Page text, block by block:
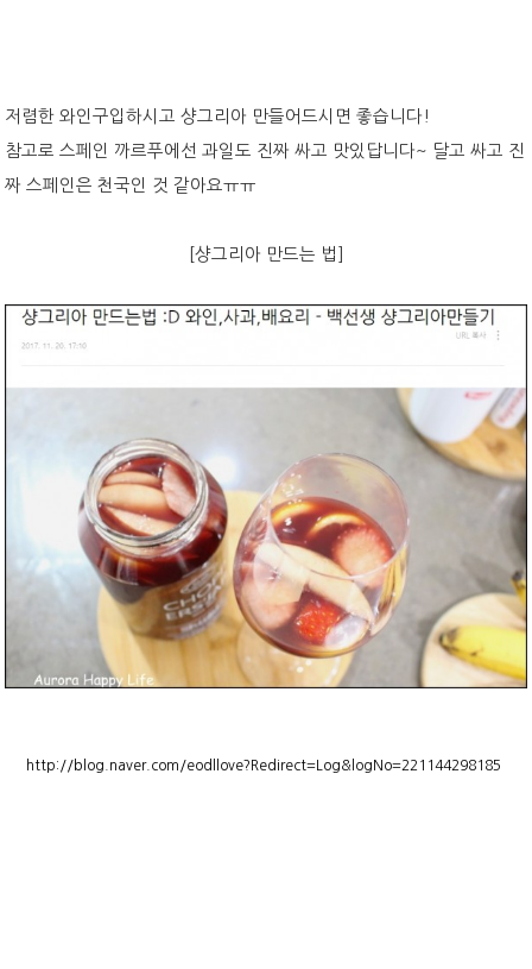
저렴한 와인구입하시고 샹그리아 만들어드시면 좋습니다!
참고로 스페인 까르푸에선 과일도 진짜 싸고 맛있답니다~ 달고 싸고 진
짜 스페인은 천국인 것 같아요ㅠㅠ
[샹그리아 만드는 법]
http://blog.naver.com/eodllove?Redirect=Log&logNo=221144298185